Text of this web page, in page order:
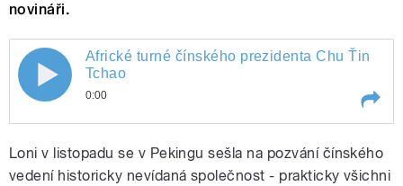
novináři.
Africké turné čínského prezidenta Chu Ťin
Tchao
0:00
Loni v listopadu se v Pekingu sešla na pozvání čínského
vedení historicky nevídaná společnost - prakticky všichni